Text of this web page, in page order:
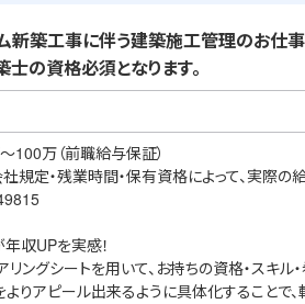
築工事に伴う建築施工管理のお仕事
の資格必須となります。
100万（前職給与保証）
社規定・残業時間・保有資格によって、実際の
収UPを実感！
ングシートを用いて、お持ちの資格・スキル
りアピール出来るように具体化することで